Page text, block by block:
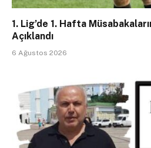
1. Lig’de 1. Hafta
Açıklandı
6 Ağustos 2026